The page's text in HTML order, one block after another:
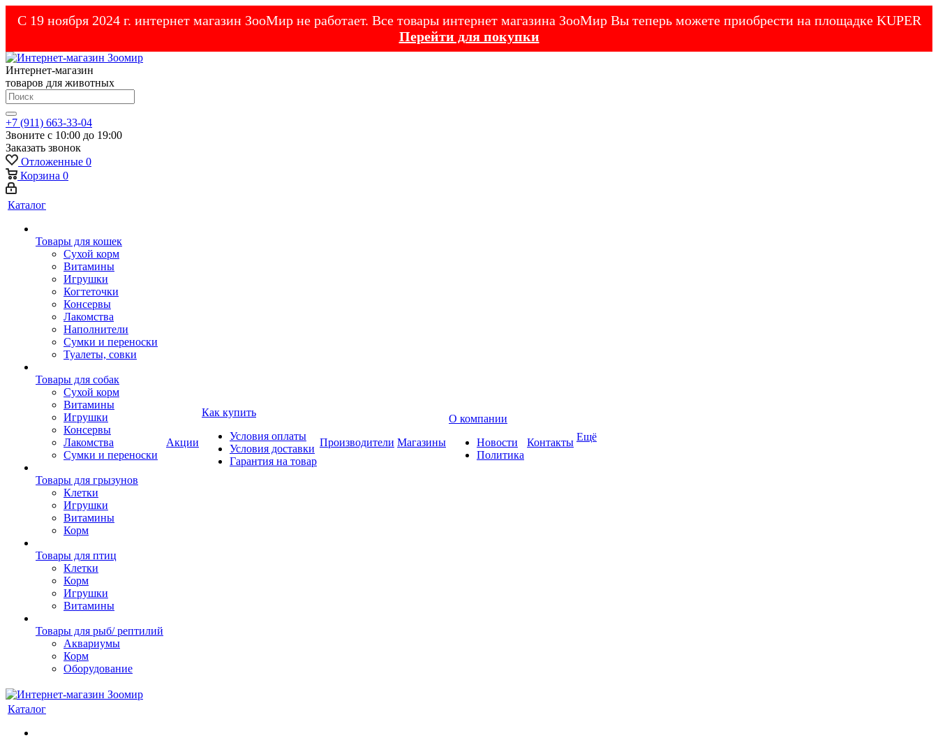
С 19 ноября 2024 г. интернет магазин ЗооМир не работает. Все товары интернет магазина ЗооМир Вы теперь можете приобрести на площадке KUPER
Перейти для покупки
Интернет-магазин
товаров для животных
+7 (911) 663-33-04
Звоните с 10:00 до 19:00
Заказать звонок
Отложенные 0
Корзина 0
Каталог
Товары для кошек
Cухой корм
Витамины
Игрушки
Когтеточки
Консервы
Лакомства
Наполнители
Сумки и переноски
Туалеты, совки
Товары для собак
Cухой корм
Витамины
Игрушки
Консервы
Лакомства
Сумки и переноски
Товары для грызунов
Клетки
Игрушки
Витамины
Корм
Товары для птиц
Клетки
Корм
Игрушки
Витамины
Товары для рыб/ рептилий
Аквариумы
Корм
Оборудование
Акции
Как купить
Условия оплаты
Условия доставки
Гарантия на товар
Производители Магазины
О компании
Новости
Политика
Контакты Ещё
Каталог